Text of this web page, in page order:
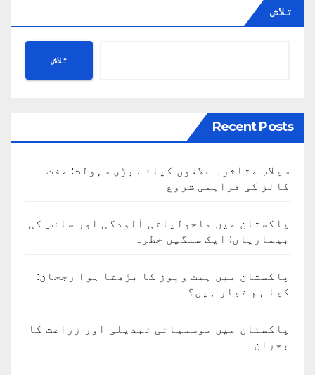
تلاش
تلاش
Recent Posts
سیلاب متاثرہ علاقوں کیلئے بڑی سہولت: مفت
کالز کی فراہمی شروع
پاکستان میں ماحولیاتی آلودگی اور سانس کی
بیماریاں: ایک سنگین خطرہ
پاکستان میں ہیٹ ویوز کا بڑھتا ہوا رجحان:
کیا ہم تیار ہیں؟
پاکستان میں موسمیاتی تبدیلی اور زراعت کا
بحران